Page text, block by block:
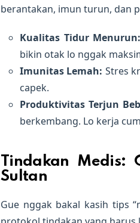
berantakan, imun turun, dan
Kualitas Tidur Menurun:
bikin otak lo nggak
Imunitas Lemah: Stres
capek.
Produktivitas Terjun
berkembang. Lo kerja
Tindakan Medis:
Sultan
Gue nggak bakal kasih tips